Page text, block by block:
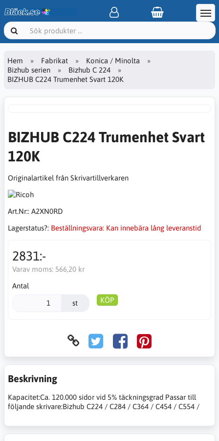
Hem Fabrikat
Konica / Minolta
Bizhub serien
Bizhub C 224
BIZHUB C224 Trumenhet Svart 120K
BIZHUB C224 Trumenhet Svart
120K
Originalartikel från Skrivartillverkaren
Art.Nr:: A2XN0RD
Lagerstatus?: Beställningsvara: Kan innebära lång leveranstid
2831:-
Varav moms: 566,20 kr
Antal
st KÖP
Beskrivning
Kapacitet:Ca. 120.000 sidor vid 5% täckningsgrad Passar till
följande skrivare:Bizhub C224 / C284 / C364 / C454 / C554 /